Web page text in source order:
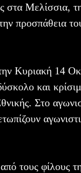
στα Μελίσσια,
προσπάθεια
Κυριακή 14
και
Στο
τους φίλους